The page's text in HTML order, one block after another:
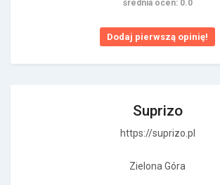
średnia ocen: 0.0
Dodaj pierwszą opinię!
Suprizo
https://suprizo.pl
Zielona Góra